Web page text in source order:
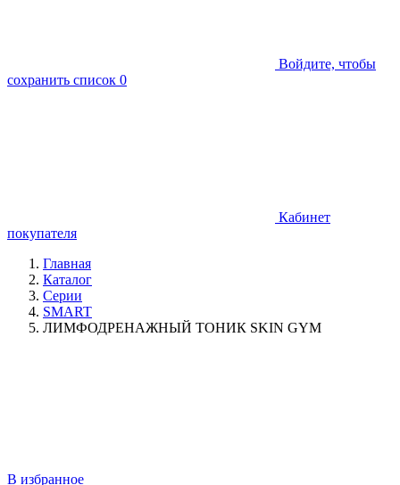
Войдите, чтобы
сохранить список 0
Кабинет
покупателя
Главная
Каталог
Серии
SMART
ЛИМФОДРЕНАЖНЫЙ ТОНИК SKIN GYM
В избранное